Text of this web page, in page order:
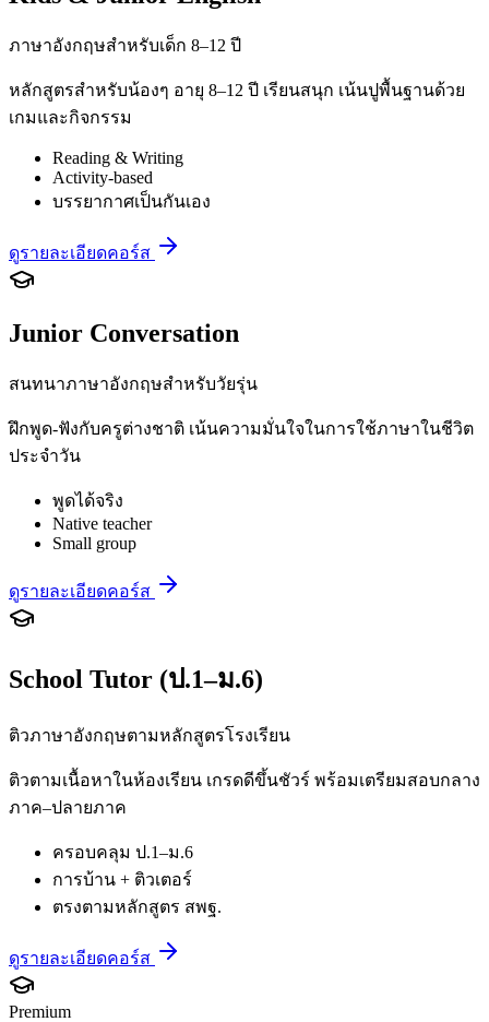
ภาษาอังกฤษสำหรับเด็ก 8–12 ปี
หลักสูตรสำหรับน้องๆ อายุ 8–12 ปี เรียนสนุก เน้นปูพื้นฐานด้วย
เกมและกิจกรรม
Reading & Writing
Activity-based
บรรยากาศเป็นกันเอง
ดูรายละเอียดคอร์ส
Junior Conversation
สนทนาภาษาอังกฤษสำหรับวัยรุ่น
ฝึกพูด-ฟังกับครูต่างชาติ เน้นความมั่นใจในการใช้ภาษาในชีวิต
ประจำวัน
พูดได้จริง
Native teacher
Small group
ดูรายละเอียดคอร์ส
School Tutor (ป.1–ม.6)
ติวภาษาอังกฤษตามหลักสูตรโรงเรียน
ติวตามเนื้อหาในห้องเรียน เกรดดีขึ้นชัวร์ พร้อมเตรียมสอบกลาง
ภาค–ปลายภาค
ครอบคลุม ป.1–ม.6
การบ้าน + ติวเตอร์
ตรงตามหลักสูตร สพฐ.
ดูรายละเอียดคอร์ส
Premium